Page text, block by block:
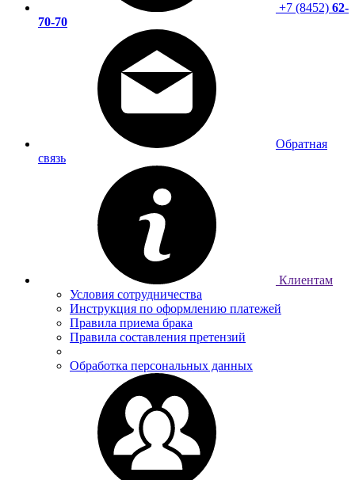
+7 (8452) 62-
70-70
Обратная
связь
Клиентам
Условия сотрудничества
Инструкция по оформлению платежей
Правила приема брака
Правила составления претензий
Обработка персональных данных